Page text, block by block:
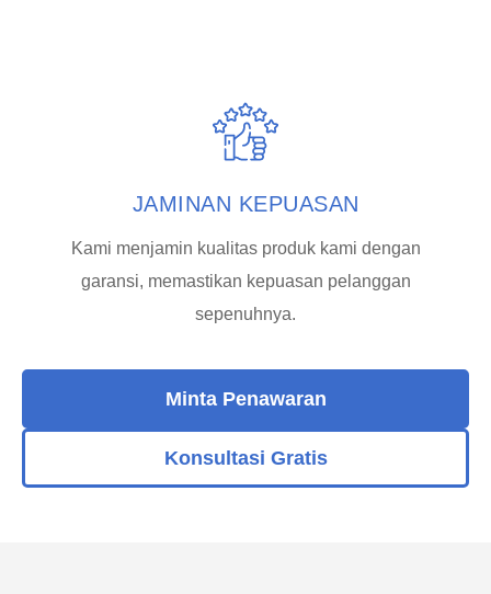
JAMINAN KEPUASAN
Kami menjamin kualitas produk kami dengan
garansi, memastikan kepuasan pelanggan
sepenuhnya.
Minta Penawaran
Konsultasi Gratis